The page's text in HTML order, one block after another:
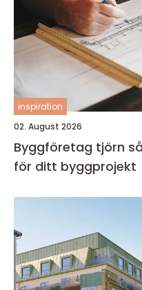
inspiration
02. August 2026
Byggföretag tjörn så väljer du rätt partner
för ditt byggprojekt